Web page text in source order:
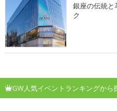
銀座の伝統と
ク
GW人気イベントランキングから